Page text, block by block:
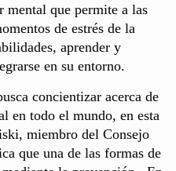
mental que permite a las
de estrés de la
aprender y
en su entorno.
concientizar acerca de
en todo el mundo, en esta
miembro del Consejo
que una de las formas de